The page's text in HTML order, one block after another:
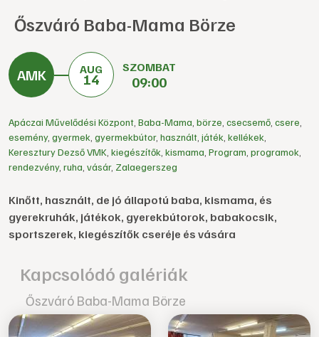
Őszváró Baba-Mama Börze
AUG
14
SZOMBAT
09:00
Apáczai Művelődési Központ Baba-Mama börze csecsemő csere
esemény, gyermek gyermekbútor, használt játék kellékek
Keresztury Dezső VMK kiegészítők kismama Program programok
rendezvény, ruha vásár, Zalaegerszeg
Kinőtt, használt, de jó állapotú baba, kismama, és
gyerekruhák, játékok, gyerekbútorok, babakocsik,
sportszerek, kiegészítők cseréje és vására
Kapcsolódó galériák
Őszváró Baba-Mama Börze